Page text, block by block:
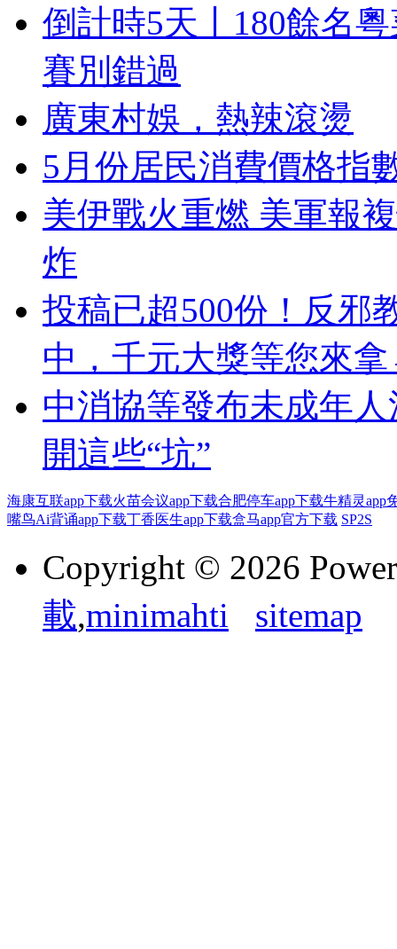
倒計時5天丨180餘名
賽別錯過
廣東村娛，熱辣滾燙
5月份居民消費價格指
美伊戰火重燃 美軍報
炸
投稿已超500份！反邪
中，千元大獎等您來
中消協等發布未成年
開這些“坑”
海康互联app下载火苗会议app下载合肥停车app下载牛精灵app
嘴鸟Ai背诵app下载丁香医生app下载盒马app官方下载 SP2S
Copyright © 2026
載,minimahti sitemap